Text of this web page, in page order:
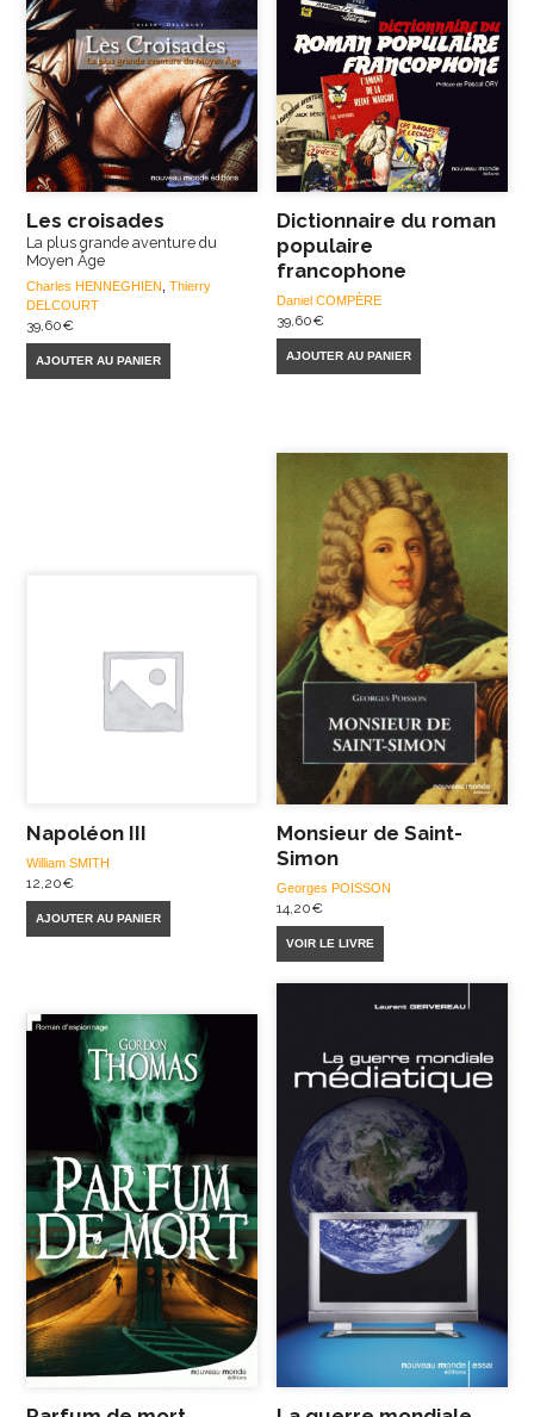
Les croisades
La plus grande aventure du
Moyen Âge
Charles HENNEGHIEN ,Thierry
DELCOURT
39,60€
AJOUTER AU PANIER
Dictionnaire du roman
populaire
francophone
Daniel COMPÈRE
39,60€
AJOUTER AU PANIER
Napoléon III
William SMITH
12,20€
AJOUTER AU PANIER
Monsieur de Saint-
Simon
Georges POISSON
14,20€
VOIR LE LIVRE